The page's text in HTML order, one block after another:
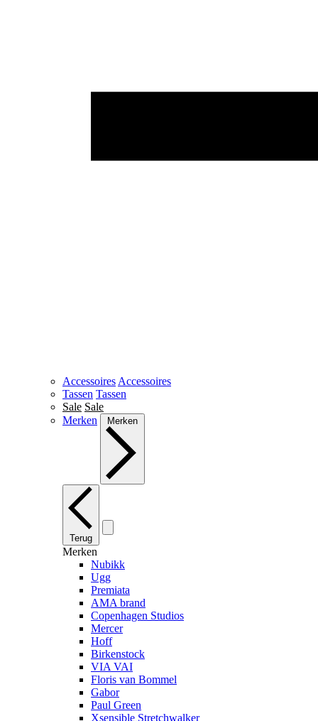
Accessoires Accessoires
Tassen Tassen
Sale Sale
Merken
Merken
Terug
Merken
Nubikk
Ugg
Premiata
AMA brand
Copenhagen Studios
Mercer
Hoff
Birkenstock
VIA VAI
Floris van Bommel
Gabor
Paul Green
Xsensible Stretchwalker